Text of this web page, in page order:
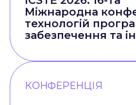
Міжнародна
технологій
забезпечення та
КОНФЕРЕНЦІЯ